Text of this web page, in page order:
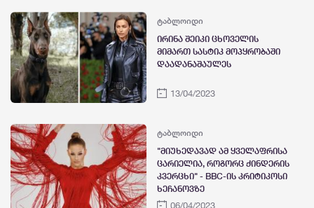
ტაბლოიდი
ირინა შეიკი ცხოველის
მიმართ სასტიკ მოპყრობაში
დაადანაშაულეს
13/04/2023
ტაბლოიდი
"მიუხედავად ამ ყველაფრისა
ცარიელია, როგორც ქინდერის
კვერცხი" - BBC-ის კრიტიკოსი
ხეჩანოვზე
06/04/2023